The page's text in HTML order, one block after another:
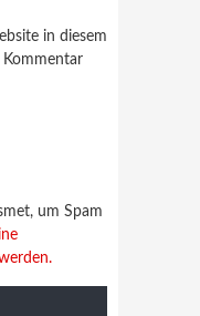
in diesem
um Spam